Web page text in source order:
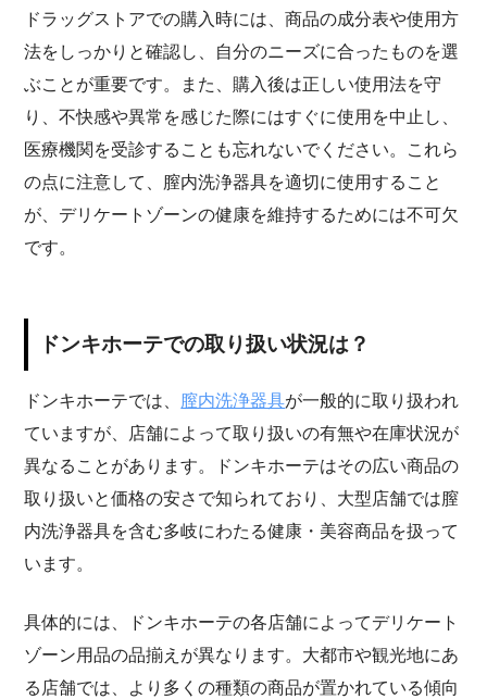
ドラッグストアでの購入時には、商品の成分表や使用方
法をしっかりと確認し、自分のニーズに合ったものを選
ぶことが重要です。また、購入後は正しい使用法を守
り、不快感や異常を感じた際にはすぐに使用を中止し、
医療機関を受診することも忘れないでください。これら
の点に注意して、膣内洗浄器具を適切に使用すること
が、デリケートゾーンの健康を維持するためには不可欠
です。
ドンキホーテでの取り扱い状況は？
ドンキホーテでは、 膣内洗浄器具が一般的に取り扱われ
ていますが、店舗によって取り扱いの有無や在庫状況が
異なることがあります。ドンキホーテはその広い商品の
取り扱いと価格の安さで知られており、大型店舗では膣
内洗浄器具を含む多岐にわたる健康・美容商品を扱って
います。
具体的には、ドンキホーテの各店舗によってデリケート
ゾーン用品の品揃えが異なります。大都市や観光地にあ
る店舗では、より多くの種類の商品が置かれている傾向